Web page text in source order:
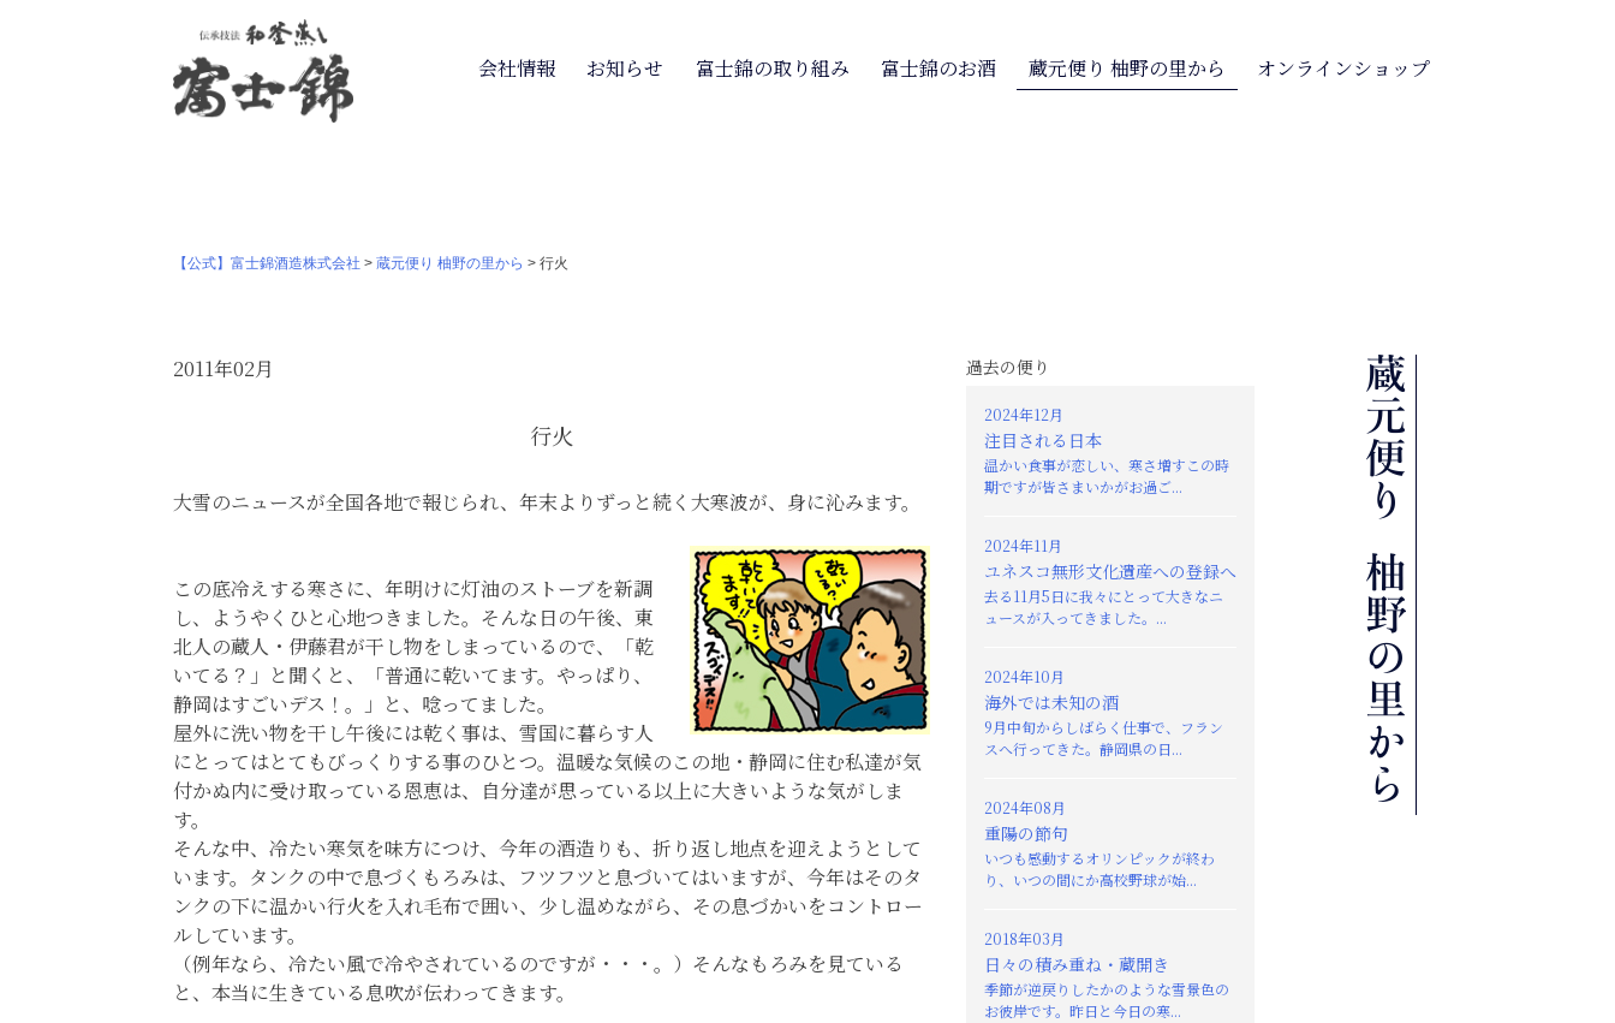
会社情報 お知らせ 富士錦の取り組み 富士錦のお酒 蔵元便り 柚野の里から オンラインショップ
【公式】富士錦酒造株式会社 > 蔵元便り 柚野の里から > 行火
2011年02月
行火
大雪のニュースが全国各地で報じられ、年末よりずっと続く大寒波が、身に沁みます。
この底冷えする寒さに、年明けに灯油のストーブを新調
し、ようやくひと心地つきました。そんな日の午後、東
北人の蔵人・伊藤君が干し物をしまっているので、「乾
いてる？」と聞くと、「普通に乾いてます。やっぱり、
静岡はすごいデス！。」と、唸ってました。
屋外に洗い物を干し午後には乾く事は、雪国に暮らす人
にとってはとてもびっくりする事のひとつ。温暖な気候のこの地・静岡に住む私達が気
付かぬ内に受け取っている恩恵は、自分達が思っている以上に大きいような気がしま
す。
そんな中、冷たい寒気を味方につけ、今年の酒造りも、折り返し地点を迎えようとして
います。タンクの中で息づくもろみは、フツフツと息づいてはいますが、今年はそのタ
ンクの下に温かい行火を入れ毛布で囲い、少し温めながら、その息づかいをコントロー
ルしています。
（例年なら、冷たい風で冷やされているのですが・・・。）そんなもろみを見ている
と、本当に生きている息吹が伝わってきます。
過去の便り
2024年12月
注目される日本
温かい食事が恋しい、寒さ増すこの時
期ですが皆さまいかがお過ご...
2024年11月
ユネスコ無形文化遺産への登録へ
去る11月5日に我々にとって大きなニ
ュースが入ってきました。...
2024年10月
海外では未知の酒
9月中旬からしばらく仕事で、フラン
スへ行ってきた。静岡県の日...
2024年08月
重陽の節句
いつも感動するオリンピックが終わ
り、いつの間にか高校野球が始...
2018年03月
日々の積み重ね・蔵開き
季節が逆戻りしたかのような雪景色の
お彼岸です。昨日と今日の寒...